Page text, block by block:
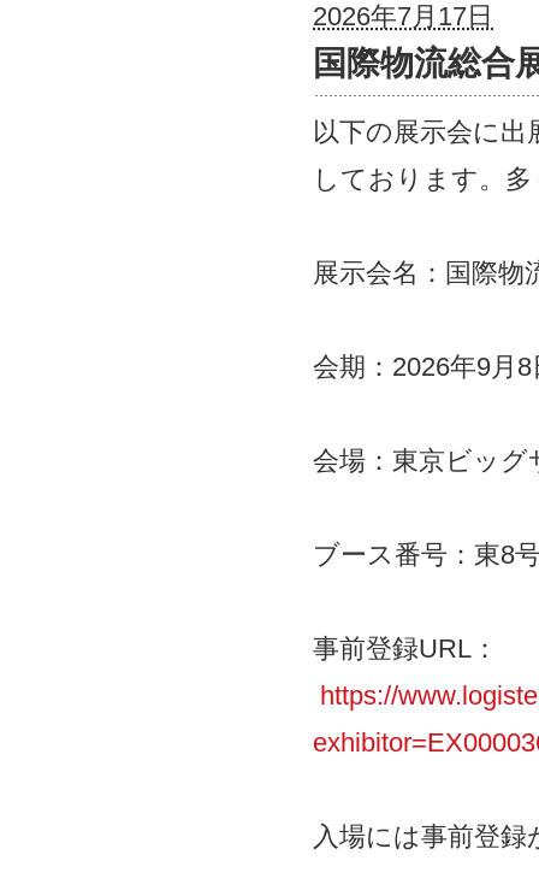
2026年7月17日
国際物流総合
以下の展示会に
しております。
展示会名：国際物
会期：2026年9月
会場：東京ビッグ
ブース番号：東8
事前登録URL：
https://
入場には事前登